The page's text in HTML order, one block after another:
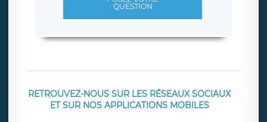
QUESTION
RETROUVEZ-NOUS SUR LES RÉSEAUX SOCIAUX
ET SUR NOS APPLICATIONS MOBILES